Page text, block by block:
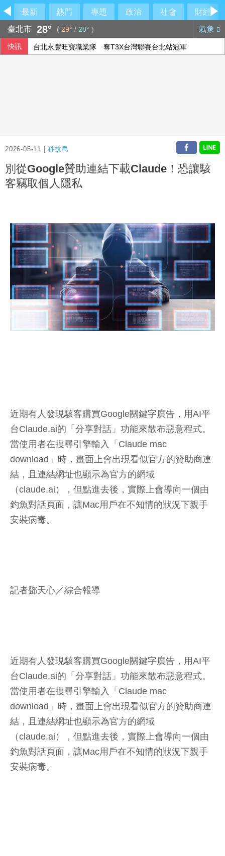
最新 熱門 專題 政治 社會
財經
臺北市 28° ( 29° / 28° ) 氣象
快訊 台北永豐旺寶職業隊 奪T3X台灣聯賽台北站冠軍
2026-05-11 |科技島
別從Google贊助連結下載Claude！恐讓駭
客竊取個人隱私
近期有人發現駭客購買Google關鍵字廣告，用AI平
台Claude.ai的「分享對話」功能來散布惡意程式。
當使用者在搜尋引擎輸入「Claude mac
download」時，畫面上會出現看似官方的贊助商連
結，且連結網址也顯示為官方的網域
（claude.ai），但點進去後，實際上會導向一個由
釣魚對話頁面，讓Mac用戶在不知情的狀況下親手
安裝病毒。
記者鄧天心／綜合報導
近期有人發現駭客購買Google關鍵字廣告，用AI平
台Claude.ai的「分享對話」功能來散布惡意程式。
當使用者在搜尋引擎輸入「Claude mac
download」時，畫面上會出現看似官方的贊助商連
結，且連結網址也顯示為官方的網域
（claude.ai），但點進去後，實際上會導向一個由
釣魚對話頁面，讓Mac用戶在不知情的狀況下親手
安裝病毒。